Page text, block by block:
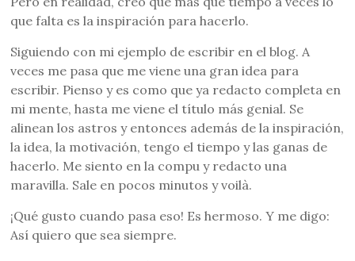
que falta es la inspiración para hacerlo.
Siguiendo con mi ejemplo de escribir en el blog. A
veces me pasa que me viene una gran idea para
escribir. Pienso y es como que ya redacto completa en
mi mente, hasta me viene el título más genial. Se
alinean los astros y entonces además de la inspiración,
la idea, la motivación, tengo el tiempo y las ganas de
hacerlo. Me siento en la compu y redacto una
maravilla. Sale en pocos minutos y voilà.
¡Qué gusto cuando pasa eso! Es hermoso. Y me digo:
Así quiero que sea siempre.